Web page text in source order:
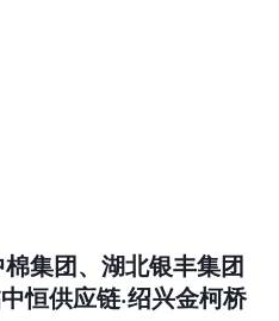
集团、湖北银丰集团
恒供应链·绍兴金柯桥